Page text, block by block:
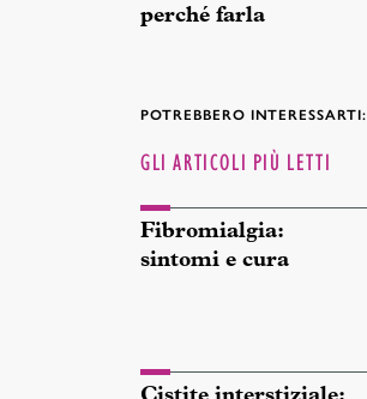
perché farla
POTREBBERO INTERESSARTI:
GLI ARTICOLI PIÙ LETTI
Fibromialgia:
sintomi e cura